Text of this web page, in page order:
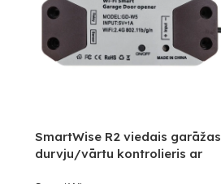
SmartWise R2 viedais garāžas
durvju/vārtu kontrolieris ar